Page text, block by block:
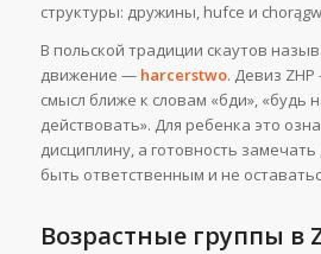
структуры: дружины, hufce и
В польской традиции скаутов
движение — harcerstwo. Девиз
смысл ближе к словам «бди», «будь
действовать». Для ребенка это
дисциплину, а готовность замечать
быть ответственным и не
Возрастные группы в